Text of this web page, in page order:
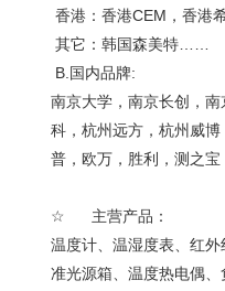
香港：香港CEM，香港
其它：韩国森美特……
B.国内品牌:
南京大学，南京长创，
科，杭州远方，杭州威
普，欧万，胜利，测之
☆ 主营产品：
温度计、温湿度表、红
准光源箱、温度热电偶